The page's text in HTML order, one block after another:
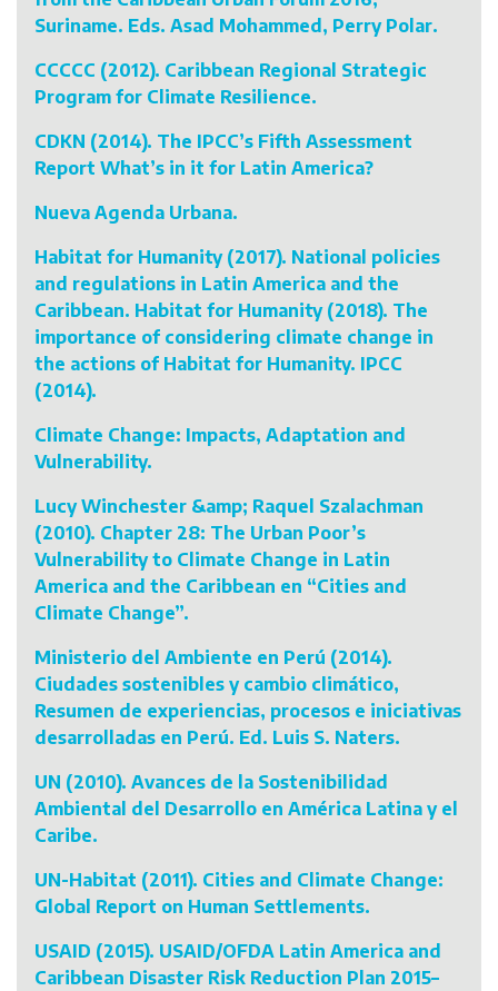
Suriname. Eds. Asad Mohammed, Perry Polar.
CCCCC (2012). Caribbean Regional Strategic
Program for Climate Resilience.
CDKN (2014). The IPCC’s Fifth Assessment
Report What’s in it for Latin America?
Nueva Agenda Urbana.
Habitat for Humanity (2017). National policies
and regulations in Latin America and the
Caribbean. Habitat for Humanity (2018). The
importance of considering climate change in
the actions of Habitat for Humanity. IPCC
(2014).
Climate Change: Impacts, Adaptation and
Vulnerability.
Lucy Winchester &amp; Raquel Szalachman
(2010). Chapter 28: The Urban Poor’s
Vulnerability to Climate Change in Latin
America and the Caribbean en “Cities and
Climate Change”.
Ministerio del Ambiente en Perú (2014).
Ciudades sostenibles y cambio climático,
Resumen de experiencias, procesos e iniciativas
desarrolladas en Perú. Ed. Luis S. Naters.
UN (2010). Avances de la Sostenibilidad
Ambiental del Desarrollo en América Latina y el
Caribe.
UN-Habitat (2011). Cities and Climate Change:
Global Report on Human Settlements.
USAID (2015). USAID/OFDA Latin America and
Caribbean Disaster Risk Reduction Plan 2015–